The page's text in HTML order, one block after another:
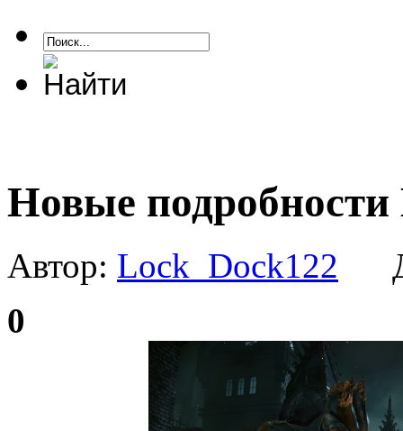
Новые
Автор: Lock_Dock122
0